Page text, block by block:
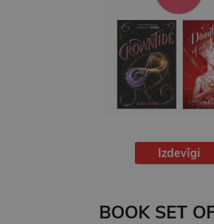
Izdevīgi